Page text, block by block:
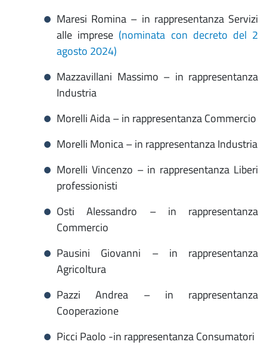
Maresi Romina – in rappresentanza Servizi
alle imprese (nominata con decreto del 2
agosto 2024)
Mazzavillani Massimo – in rappresentanza
Industria
Morelli Aida – in rappresentanza Commercio
Morelli Monica – in rappresentanza Industria
Morelli Vincenzo – in rappresentanza Liberi
professionisti
Osti Alessandro – in rappresentanza
Commercio
Pausini Giovanni – in rappresentanza
Agricoltura
Pazzi Andrea – in rappresentanza
Cooperazione
Picci Paolo -in rappresentanza Consumatori